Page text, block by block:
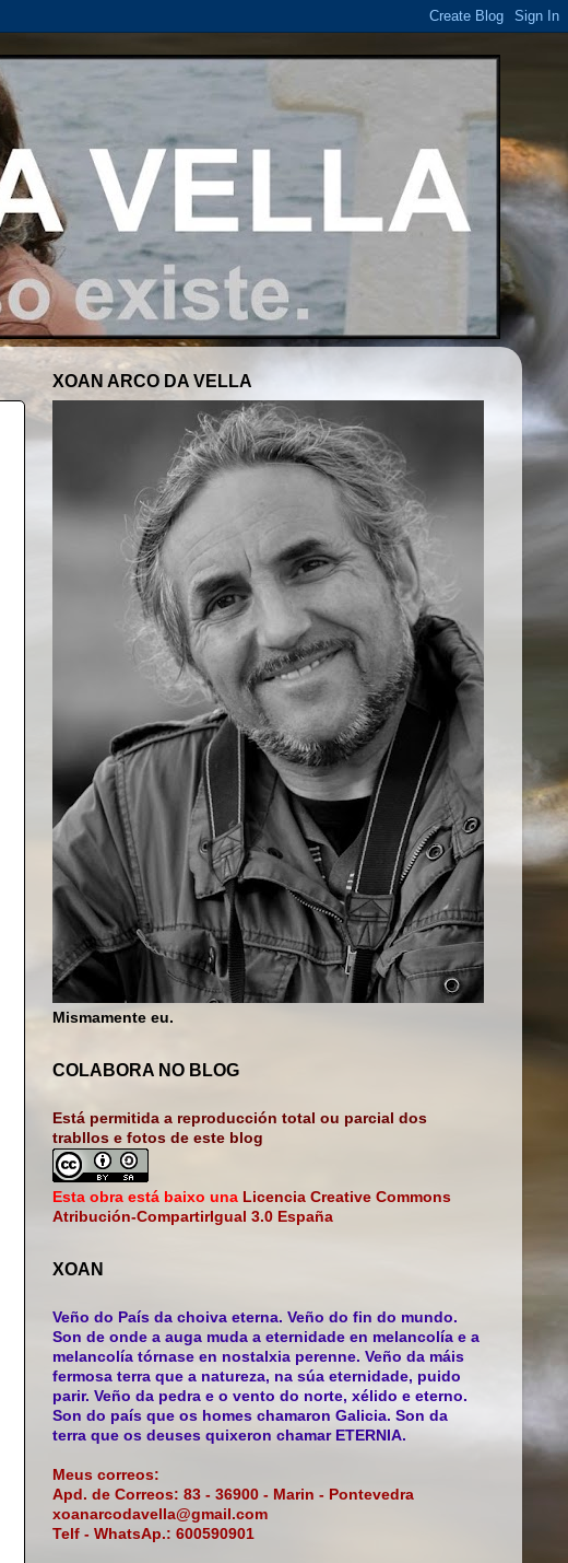
XOAN ARCO DA VELLA
Mismamente eu.
COLABORA NO BLOG
Está permitida a reproducción total ou parcial dos
trabllos e fotos de este blog
Esta obra está baixo una Licencia Creative Commons
Atribución-CompartirIgual 3.0 España
XOAN
Veño do País da choiva eterna. Veño do fin do mundo.
Son de onde a auga muda a eternidade en melancolía e a
melancolía tórnase en nostalxia perenne. Veño da máis
fermosa terra que a natureza, na súa eternidade, puido
parir. Veño da pedra e o vento do norte, xélido e eterno.
Son do país que os homes chamaron Galicia. Son da
terra que os deuses quixeron chamar ETERNIA.
Meus correos:
Apd. de Correos: 83 - 36900 - Marin - Pontevedra
xoanarcodavella@gmail.com
Telf - WhatsAp.: 600590901